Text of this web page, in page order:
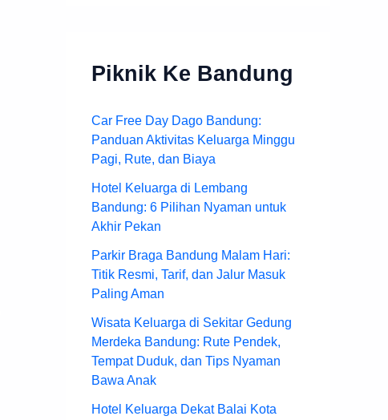
Piknik Ke Bandung
Car Free Day Dago Bandung:
Panduan Aktivitas Keluarga Minggu
Pagi, Rute, dan Biaya
Hotel Keluarga di Lembang
Bandung: 6 Pilihan Nyaman untuk
Akhir Pekan
Parkir Braga Bandung Malam Hari:
Titik Resmi, Tarif, dan Jalur Masuk
Paling Aman
Wisata Keluarga di Sekitar Gedung
Merdeka Bandung: Rute Pendek,
Tempat Duduk, dan Tips Nyaman
Bawa Anak
Hotel Keluarga Dekat Balai Kota